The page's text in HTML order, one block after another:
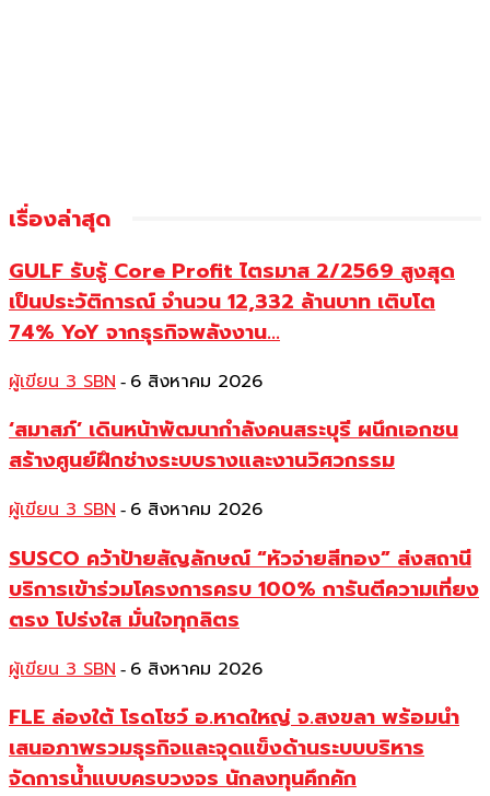
เรื่องล่าสุด
GULF รับรู้ Core Profit ไตรมาส 2/2569 สูงสุด
เป็นประวัติการณ์ จำนวน 12,332 ล้านบาท เติบโต
74% YoY จากธุรกิจพลังงาน...
ผู้เขียน 3 SBN - 6 สิงหาคม 2026
‘สมาสภ์’ เดินหน้าพัฒนากำลังคนสระบุรี ผนึกเอกชน
สร้างศูนย์ฝึกช่างระบบรางและงานวิศวกรรม
ผู้เขียน 3 SBN - 6 สิงหาคม 2026
SUSCO คว้าป้ายสัญลักษณ์ “หัวจ่ายสีทอง” ส่งสถานี
บริการเข้าร่วมโครงการครบ 100% การันตีความเที่ยง
ตรง โปร่งใส มั่นใจทุกลิตร
ผู้เขียน 3 SBN - 6 สิงหาคม 2026
FLE ล่องใต้ โรดโชว์ อ.หาดใหญ่ จ.สงขลา พร้อมนำ
เสนอภาพรวมธุรกิจและจุดแข็งด้านระบบบริหาร
จัดการน้ำแบบครบวงจร นักลงทุนคึกคัก